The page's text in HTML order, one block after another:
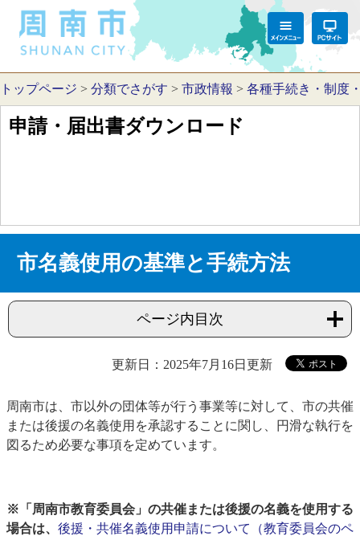
トップページ > 分類でさがす > 市政情報 > 各種手続き・制度
申請・届出書ダウンロード
市名義使用の基準と手続方法
ページ内目次
更新日：2025年7月16日更新
周南市は、市以外の団体等が行う事業等に対して、市の共催
または後援の名義使用を承認することに関し、円滑な執行を
図るため必要な事項を定めています。
※「周南市教育委員会」の共催または後援の名義を使用する
場合は、 後援・共催名義使用申請について（教育委員会のペ